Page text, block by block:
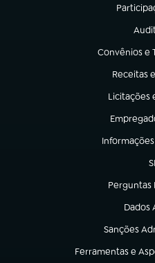
(abre
Convênios e
(abre em
Receitas
(abre em
Licitações
(abre em
(abre em
(abre em
Perguntas
(abre em
Dados
(abre
Sanções
(abre em
Ferramentas e
(abre em nova aba)